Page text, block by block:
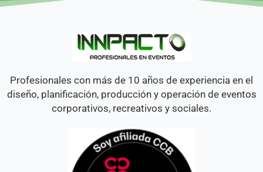
Profesionales con más de 10 años de experiencia en el
diseño, planificación, producción y operación de eventos
corporativos, recreativos y sociales.